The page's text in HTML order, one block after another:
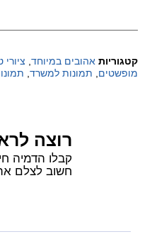
קטגוריות אהובים במיוחד, ציורי
מופשטים, תמונות למשרד,
רוצה
קבלו הדמיה חינם
חשוב לצלם